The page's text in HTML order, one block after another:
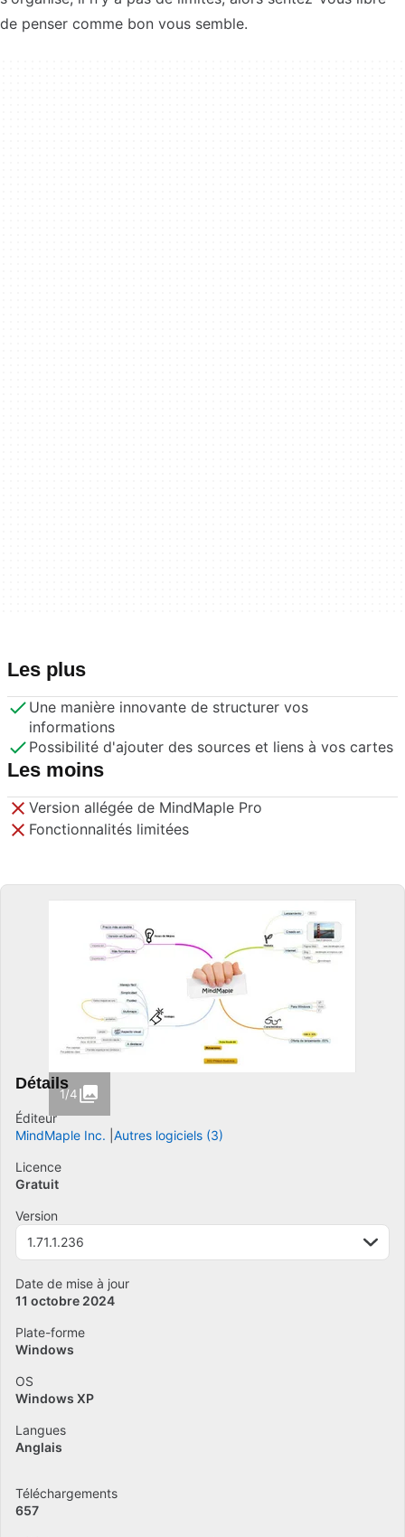
de penser comme bon vous semble.
Les plus
Une manière innovante de structurer vos
informations
Possibilité d'ajouter des sources et liens à vos cartes
Les moins
Version allégée de MindMaple Pro
Fonctionnalités limitées
1/4
Détails
Éditeur
MindMaple Inc. Autres logiciels (3)
Licence
Gratuit
Version
1.71.1.236
Date de mise à jour
11 octobre 2024
Plate-forme
Windows
OS
Windows XP
Langues
Anglais
Téléchargements
657